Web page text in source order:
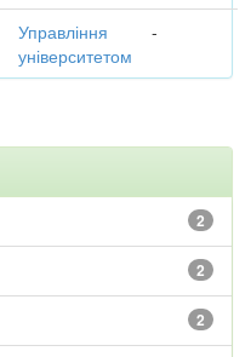
Управління
університетом
-
2
2
2